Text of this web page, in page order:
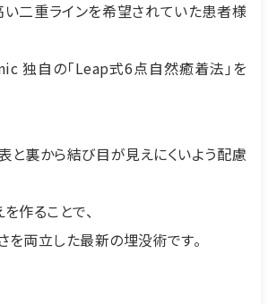
二重ラインを希望されていた患者様
独自の「Leap式6点自然癒着法」を
と裏から結び目が見えにくいよう配慮
作ることで、
を両立した最新の埋没術です。